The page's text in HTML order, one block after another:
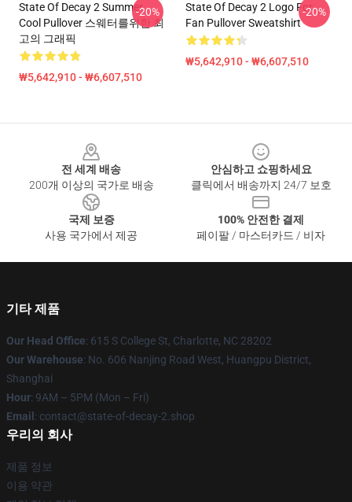
State Of Decay 2 Summer
Cool Pullover 스웨터를위한 최
고의 그래픽
₩5,642,910 - ₩6,607,510
-20%
State Of Decay 2 Logo For
Fan Pullover Sweatshirt
₩5,642,910 - ₩6,607,510
-20%
전 세계 배송
200개 이상의 국가로 배송
안심하고 쇼핑하세요
클릭에서 배송까지 24/7 보호
국제 보증
사용 국가에서 제공
100% 안전한 결제
페이팔 / 마스터카드 / 비자
기타 제품
Our Head Office: 615 S College St, Charlotte, NC 28202
Our Warehouse: No. 606 Nanjing Road West, Huangpu District,
Shanghai
Hour: 9AM – 5PM (Mon – Fri)
Email : contact@state-of-decay-2.shop
우리의 회사
제품 정보
이용 약관